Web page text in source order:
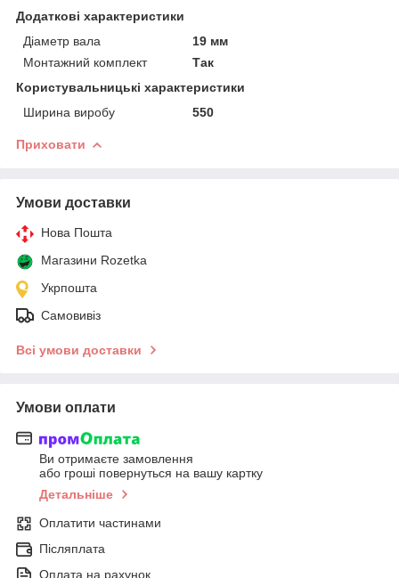
Додаткові характеристики
Діаметр вала
19 мм
Монтажний комплект
Так
Користувальницькі характеристики
Ширина виробу
550
Приховати
Умови доставки
Нова Пошта
Магазини Rozetka
Укрпошта
Самовивіз
Всі умови доставки
Умови оплати
Ви отримаєте замовлення
або гроші повернуться на вашу картку
Детальніше
Оплатити частинами
Післяплата
Оплата на рахунок